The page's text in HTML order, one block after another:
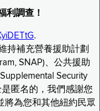
利調查！
.
持補充營養援助計劃
SNAP)、公共援助
Security
是匿名的，我們感謝您
將為您和其他紐約民眾